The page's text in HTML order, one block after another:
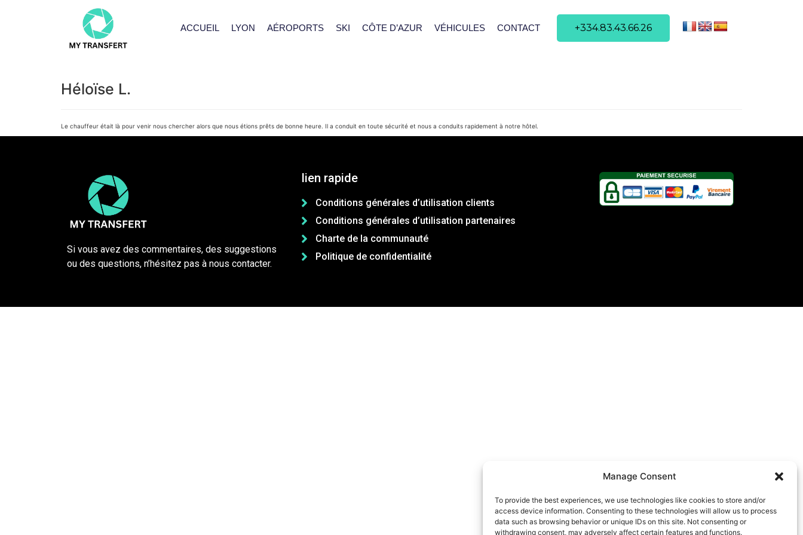
Manage Consent
To provide the best experiences, we use technologies like cookies to store and/or
access device information. Consenting to these technologies will allow us to process
data such as browsing behavior or unique IDs on this site. Not consenting or
withdrawing consent, may adversely affect certain features and functions.
ACCUEIL LYON AÉROPORTS SKI CÔTE D’AZUR VÉHICULES CONTACT +334.83.43.66.26
Héloïse L.
Le chauffeur était là pour venir nous chercher alors que nous étions prêts de bonne heure. Il a conduit en toute sécurité et nous a conduits rapidement à notre hôtel.
Si vous avez des commentaires, des suggestions
ou des questions, n’hésitez pas à nous contacter.
lien rapide
Conditions générales d’utilisation clients
Conditions générales d’utilisation partenaires
Charte de la communauté
Politique de confidentialité